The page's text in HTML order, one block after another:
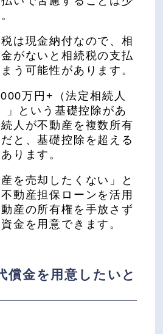
は現金納付なので、相
がないと相続税の支払
う可能性があります。
万円+（法定相続人
」という基礎控除があ
人が不動産を複数所有
と、基礎控除を超える
ります。
を売却したくない」と
動産担保ローンを活用
産の所有権を手放さず
金を用意できます。
償金を用意したいと